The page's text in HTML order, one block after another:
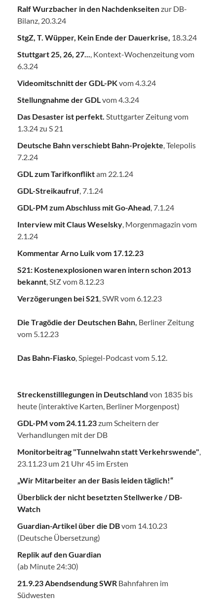
Ralf Wurzbacher in den Nachdenkseitenzur DB-
Bilanz, 20.3.24
StgZ, T. Wüpper, Kein Ende der Dauerkrise, 18.3.24
Stuttgart 25, 26, 27..., Kontext-Wochenzeitung vom
6.3.24
Videomitschnitt der GDL-PKvom 4.3.24
Stellungnahme der GDLvom 4.3.24
Das Desaster ist perfekt. Stuttgarter Zeitung vom
1.3.24 zu S 21
Deutsche Bahn verschiebt Bahn-Projekte, Telepolis
7.2.24
GDL zum Tarifkonfliktam 22.1.24
GDL-Streikaufruf, 7.1.24
GDL-PM zum Abschluss mit Go-Ahead, 7.1.24
Interview mit Claus Weselsky, Morgenmagazin vom
2.1.24
Kommentar Arno Luik vom 17.12.23
S21: Kostenexplosionen waren intern schon 2013
bekannt, StZ vom 8.12.23
Verzögerungen bei S21, SWR vom 6.12.23
Die Tragödie der Deutschen Bahn, Berliner Zeitung
vom 5.12.23
Das Bahn-Fiasko, Spiegel-Podcast vom 5.12.
Streckenstilllegungen in Deutschland von 1835 bis
heute (interaktive Karten, Berliner Morgenpost)
GDL-PM vom 24.11.23zum Scheitern der
Verhandlungen mit der DB
Monitorbeitrag "Tunnelwahn statt Verkehrswende",
23.11.23 um 21 Uhr 45 im Ersten
„Wir Mitarbeiter an der Basis leiden täglich!“
Überblick der nicht besetzten Stellwerke / DB-
Watch
Guardian-Artikel über die DBvom 14.10.23
(Deutsche Übersetzung)
Replik auf den Guardian
(ab Minute 24:30)
21.9.23 Abendsendung SWR Bahnfahren im
Südwesten